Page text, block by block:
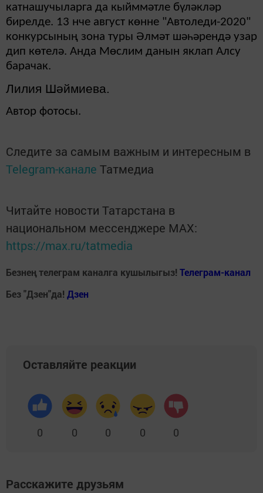
катнашучыларга да кыйммәтле бүләкләр
бирелде. 13 нче август көнне "Автоледи-2020"
конкурсының зона туры Әлмәт шәһәрендә узар
дип көтелә. Анда Мөслим данын яклап Алсу
барачак.
Лилия Шәймиева.
Автор фотосы.
Следите за самым важным и интересным в
Telegram-канале Татмедиа
Читайте новости Татарстана в
национальном мессенджере MАХ:
https://max.ru/tatmedia
Безнең телеграм каналга кушылыгыз! Телеграм-канал
Без "Дзен"да! Дзен
Оставляйте реакции
0 0 0 0 0
Расскажите друзьям